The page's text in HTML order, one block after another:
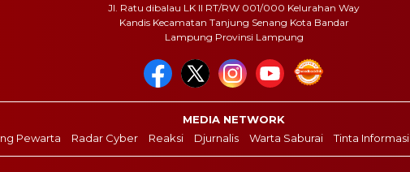
Jl. Ratu dibalau LK II RT/RW 001/000 Kelurahan Way
Kandis Kecamatan Tanjung Senang Kota Bandar
Lampung Provinsi Lampung
MEDIA NETWORK
Pewarta
Radar Cyber Reaksi Djurnalis Warta Saburai Tinta Informasi